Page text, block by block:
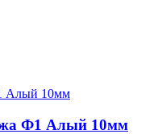
Ф1 Алый 10мм